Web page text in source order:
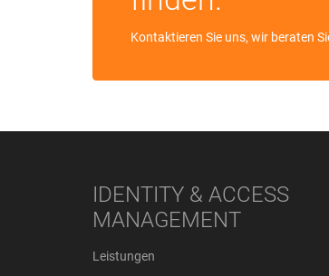
Kontaktieren Sie uns, wir beraten
IDENTITY & ACCESS
MANAGEMENT
Leistungen